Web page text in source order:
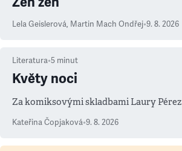
Lela Geislerová, Martin Mach Ondřej•9. 8. 2026
Literatura•5 minut
Květy noci
Za komiksovými skladbami Laury Pérez
Kateřina Čopjaková•9. 8. 2026